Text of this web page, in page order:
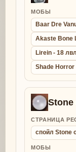
МОБЫ
Baar Dre
Akaste Bone
Lirein - 18 лвл
Shade Horror
СТРАНИЦА
спойл Stone
МОБЫ